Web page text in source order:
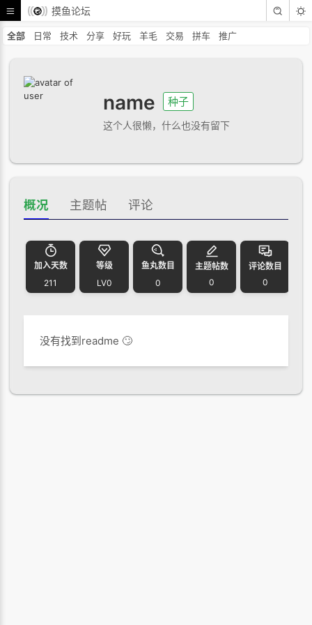
摸鱼论坛
全部 日常 技术 分享 好玩 羊毛 交易 拼车 推广
name 种子
这个人很懒，什么也没有留下
概况 主题帖 评论
加入天数
211
等级
LV0
鱼丸数目
0
主题帖数
0
评论数目
0
没有找到readme 🙄